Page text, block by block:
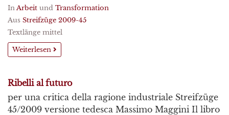
In Arbeit und Transformation
Aus Streifzüge 2009-45
Textlänge mittel
Weiterlesen
Ribelli al futuro
per una critica della ragione industriale Streifzüge
45/2009 versione tedesca Massimo Maggini Il libro